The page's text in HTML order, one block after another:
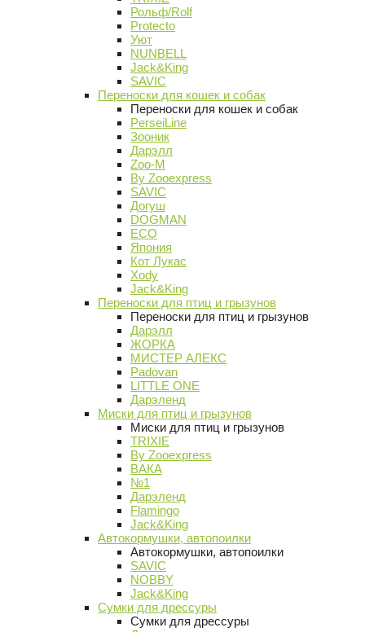
Рольф/Rolf
Protecto
Уют
NUNBELL
Jack&King
SAVIC
Переноски для кошек и собак
Переноски для кошек и собак
PerseiLine
Зооник
Дарэлл
Zoo-M
By Zooexpress
SAVIC
Догуш
DOGMAN
ECO
Япония
Кот Лукас
Xody
Jack&King
Переноски для птиц и грызунов
Переноски для птиц и грызунов
Дарэлл
ЖОРКА
МИСТЕР АЛЕКС
Padovan
LITTLE ONE
Дарэленд
Миски для птиц и грызунов
Миски для птиц и грызунов
TRIXIE
By Zooexpress
ВАКА
№1
Дарэленд
Flamingo
Jack&King
Автокормушки, автопоилки
Автокормушки, автопоилки
SAVIC
NOBBY
Jack&King
Сумки для дрессуры
Сумки для дрессуры